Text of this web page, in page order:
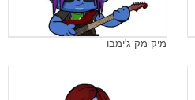
מיק מק ג'ימבו